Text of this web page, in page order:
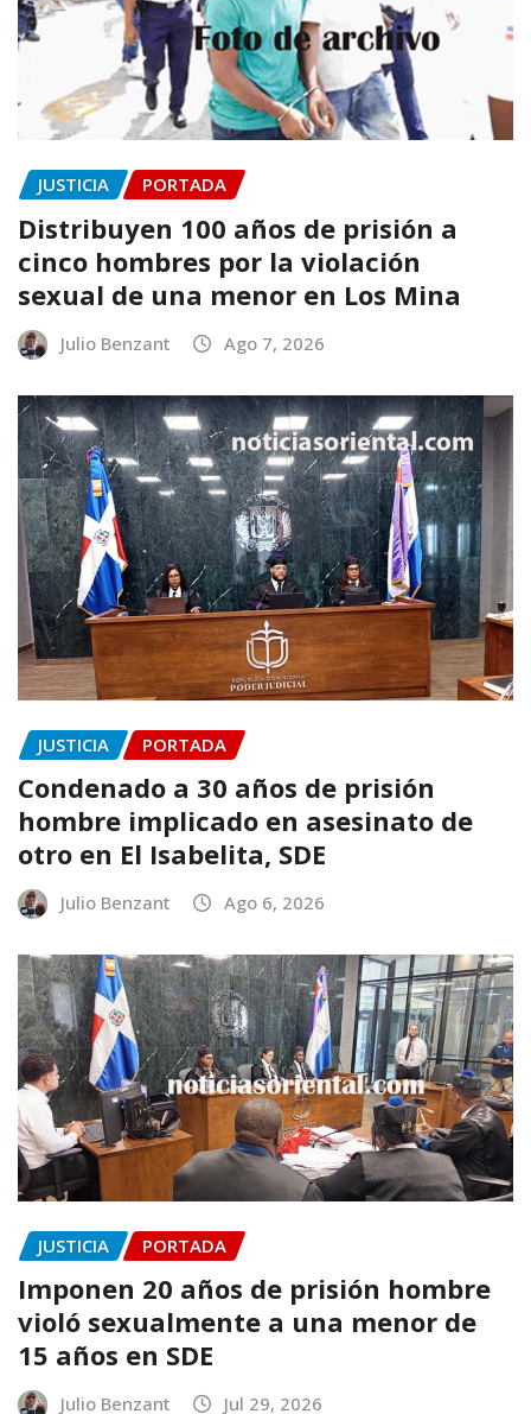
JUSTICIA PORTADA
Distribuyen 100 años de prisión a
cinco hombres por la violación
sexual de una menor en Los Mina
Julio Benzant Ago 7, 2026
JUSTICIA PORTADA
Condenado a 30 años de prisión
hombre implicado en asesinato de
otro en El Isabelita, SDE
Julio Benzant Ago 6, 2026
JUSTICIA PORTADA
Imponen 20 años de prisión hombre
violó sexualmente a una menor de
15 años en SDE
Julio Benzant Jul 29, 2026